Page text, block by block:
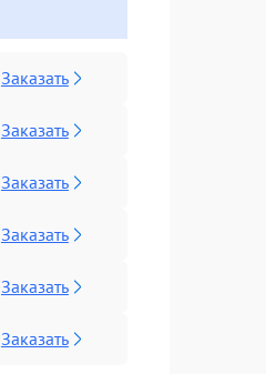
Заказать
Заказать
Заказать
Заказать
Заказать
Заказать